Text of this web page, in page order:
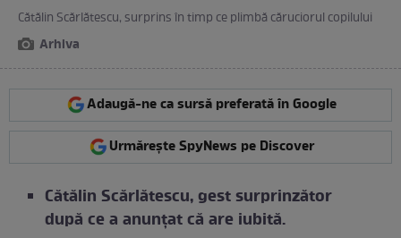
Cătălin Scărlătescu, surprins în timp ce plimbă căruciorul copilului
Arhiva
Adaugă-ne ca sursă preferată în Google
Urmărește SpyNews pe Discover
Cătălin Scărlătescu, gest surprinzător
după ce a anunțat că are iubită.